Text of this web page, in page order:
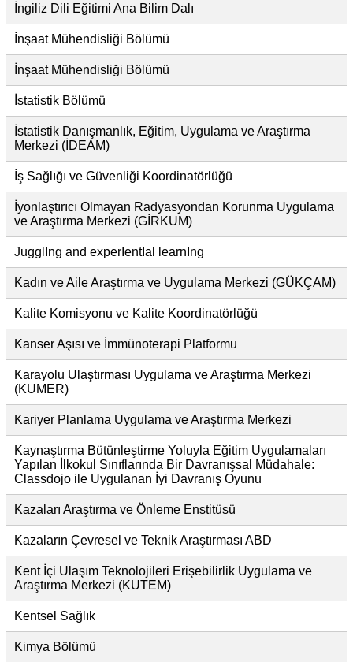
İngiliz Dili Eğitimi Ana Bilim Dalı
İnşaat Mühendisliği Bölümü
İnşaat Mühendisliği Bölümü
İstatistik Bölümü
İstatistik Danışmanlık, Eğitim, Uygulama ve Araştırma
Merkezi (İDEAM)
İş Sağlığı ve Güvenliği Koordinatörlüğü
İyonlaştırıcı Olmayan Radyasyondan Korunma Uygulama
ve Araştırma Merkezi (GİRKUM)
JugglIng and experIentIal learnIng
Kadın ve Aile Araştırma ve Uygulama Merkezi (GÜKÇAM)
Kalite Komisyonu ve Kalite Koordinatörlüğü
Kanser Aşısı ve İmmünoterapi Platformu
Karayolu Ulaştırması Uygulama ve Araştırma Merkezi
(KUMER)
Kariyer Planlama Uygulama ve Araştırma Merkezi
Kaynaştırma Bütünleştirme Yoluyla Eğitim Uygulamaları
Yapılan İlkokul Sınıflarında Bir Davranışsal Müdahale:
Classdojo ile Uygulanan İyi Davranış Oyunu
Kazaları Araştırma ve Önleme Enstitüsü
Kazaların Çevresel ve Teknik Araştırması ABD
Kent İçi Ulaşım Teknolojileri Erişebilirlik Uygulama ve
Araştırma Merkezi (KUTEM)
Kentsel Sağlık
Kimya Bölümü